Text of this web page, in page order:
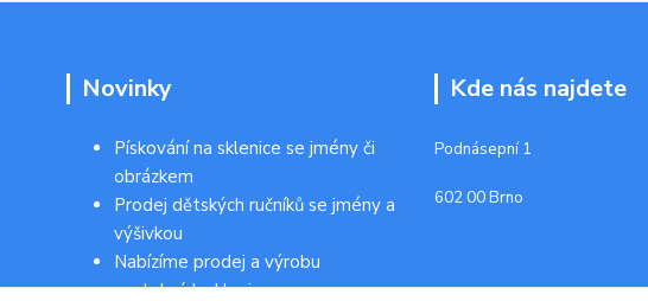
Novinky
Pískování na sklenice se jmény či
obrázkem
Prodej dětských ručníků se jmény a
výšivkou
Nabízíme prodej a výrobu
svatebních sklenic
Kde nás najdete
Podnásepní 1
602 00 Brno